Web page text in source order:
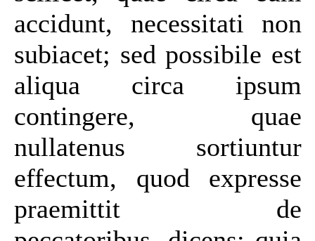
accidunt, necessitati non
subiacet; sed possibile est
aliqua circa ipsum
contingere, quae
nullatenus sortiuntur
effectum, quod expresse
praemittit de